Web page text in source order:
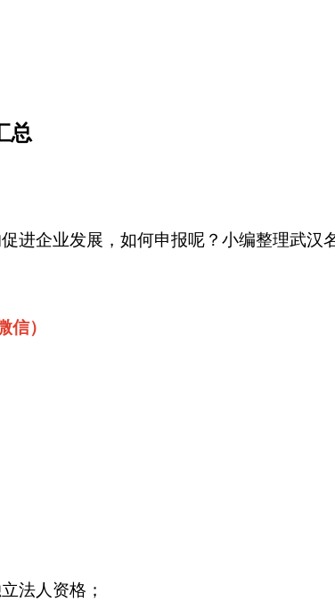
总
进企业发展，如何申报呢？小编整理武汉
信）
法人资格；